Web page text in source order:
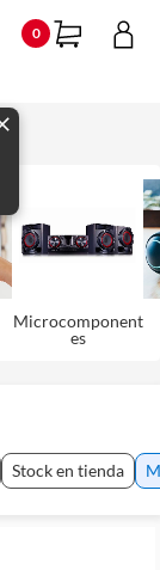
0
Microcomponent
es
Stock en tienda